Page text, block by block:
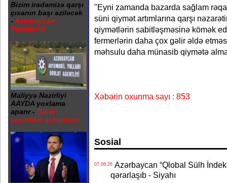
Bizim iradəmizə qarşı
çıxanın başı əziləcək
- Azərbaycan
Prezidenti
Maliyyə Nazirliyi
AAYDA yoxlama
aparır - Ciddi
yeyintilər aşkarlanıb
"Eyni zamanda bazarda sağlam
süni qiymət artımlarına qarşı
qiymətlərin sabitləşməsinə kömək
fermerlərin daha çox gəlir əldə
məhsulu daha münasib qiymətə
Xəbərin oxunma sayı : 853
Sosial
07.08.26Azərbaycan “Qlobal Sülh
qərarlaşıb - Siyahı